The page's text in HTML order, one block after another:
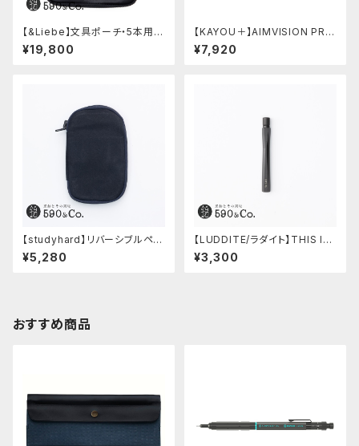
【&Liebe】文具ポーチ・5本用
(スムースブラック)
¥19,800
【KAYOU＋】AIMVISION PR
O/エイムビジョンプロ (チタニウ
ムゴールド)
¥7,920
【studyhard】リバーシブルペン
ケース (ブラック)
¥5,280
【LUDDITE/ラダイト】THIS IN
DUSTRIAL 芯ケース2 (Facto
ry Model BK)
¥3,300
おすすめ商品